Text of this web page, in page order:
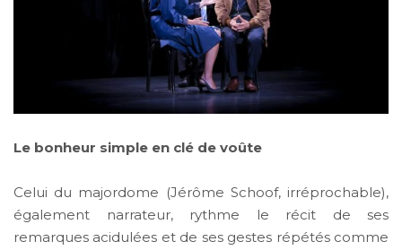
Le bonheur simple en clé de voûte
Celui du majordome (Jérôme Schoof, irréprochable),
également narrateur, rythme le récit de ses
remarques acidulées et de ses gestes répétés comme